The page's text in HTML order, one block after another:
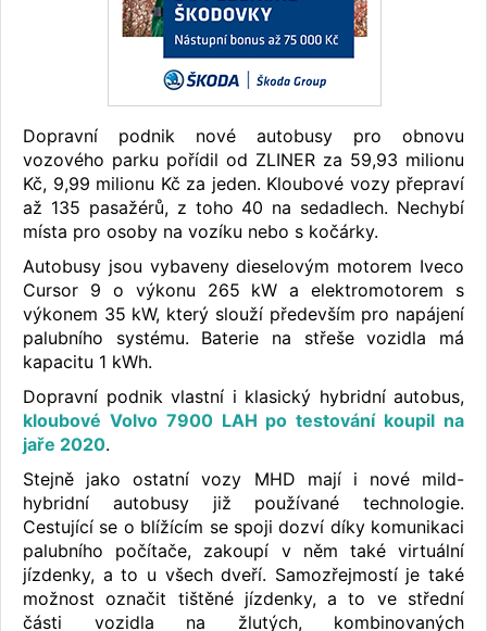
Dopravní podnik nové autobusy pro obnovu
vozového parku pořídil od ZLINER za 59,93 milionu
Kč, 9,99 milionu Kč za jeden. Kloubové vozy přepraví
až 135 pasažérů, z toho 40 na sedadlech. Nechybí
místa pro osoby na vozíku nebo s kočárky.
Autobusy jsou vybaveny dieselovým motorem Iveco
Cursor 9 o výkonu 265 kW a elektromotorem s
výkonem 35 kW, který slouží především pro napájení
palubního systému. Baterie na střeše vozidla má
kapacitu 1 kWh.
Dopravní podnik vlastní i klasický hybridní autobus,
kloubové Volvo 7900 LAH po testování koupil na
jaře 2020.
Stejně jako ostatní vozy MHD mají i nové mild-
hybridní autobusy již používané technologie.
Cestující se o blížícím se spoji dozví díky komunikaci
palubního počítače, zakoupí v něm také virtuální
jízdenky, a to u všech dveří. Samozřejmostí je také
možnost označit tištěné jízdenky, a to ve střední
části vozidla na žlutých, kombinovaných